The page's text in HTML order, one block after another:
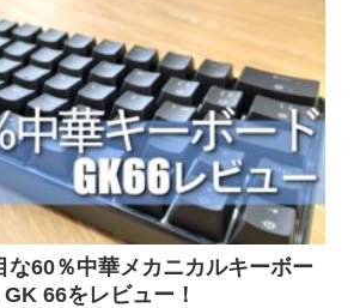
な60％中華メカニカルキーボー
66をレビュー！